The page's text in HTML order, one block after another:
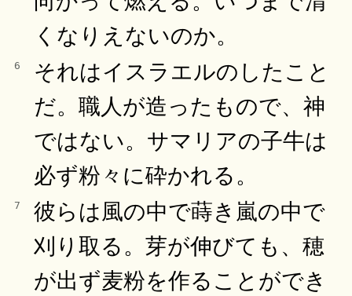
くなりえないのか。
6
それはイスラエルのしたこと
だ。職人が造ったもので、神
ではない。サマリアの子牛は
必ず粉々に砕かれる。
7
彼らは風の中で蒔き嵐の中で
刈り取る。芽が伸びても、穂
が出ず麦粉を作ることができ